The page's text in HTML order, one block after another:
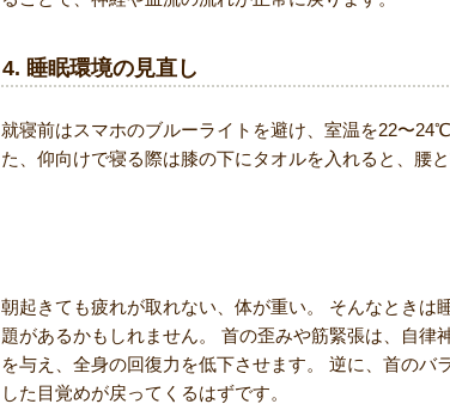
4. 睡眠環境の見直し
就寝前はスマホのブルーライトを避け、室温を22〜
た、仰向けで寝る際は膝の下にタオルを入れると、腰
朝起きても疲れが取れない、体が重い。 そんなときは
題があるかもしれません。 首の歪みや筋緊張は、自律
を与え、全身の回復力を低下させます。 逆に、首のバ
した目覚めが戻ってくるはずです。